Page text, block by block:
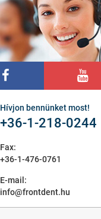
Hívjon bennünket most!
+36-1-218-0244
Fax:
+36-1-476-0761
E-mail:
info@frontdent.hu